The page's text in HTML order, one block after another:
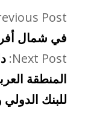
Post:
في شمال
Next Post:
المنطقة
للبنك